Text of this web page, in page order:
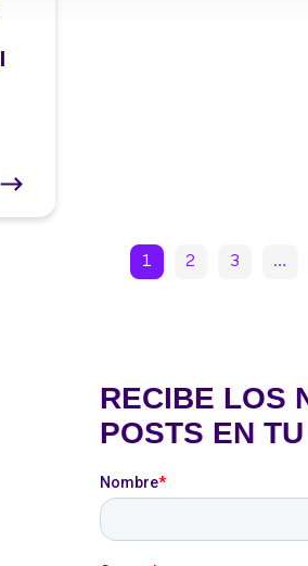
1 2 3 …